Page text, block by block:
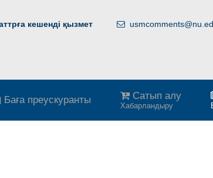
кешенді қызмет
Баға преускуранты Сатып алу
Хабарландыру